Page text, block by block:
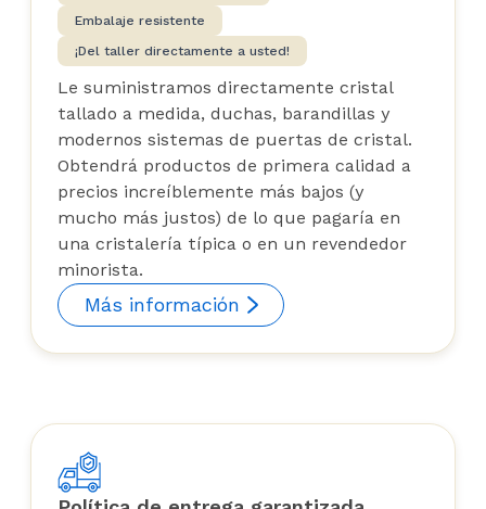
Acabo de hacer otro pedido para
un proyecto diferente y no se me
ocurriría comprar a nadie más...
esta es una pequeña gran
empresa canadiense.
Embalaje resistente
¡Del taller directamente a usted!
Le suministramos directamente cristal
tallado a medida, duchas, barandillas y
modernos sistemas de puertas de cristal.
Obtendrá productos de primera calidad a
precios increíblemente más bajos (y
mucho más justos) de lo que pagaría en
una cristalería típica o en un revendedor
minorista.
Más información